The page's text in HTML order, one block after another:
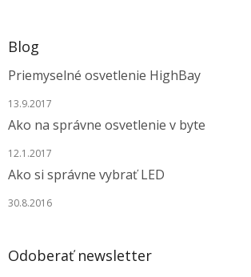
Blog
Priemyselné osvetlenie HighBay
13.9.2017
Ako na správne osvetlenie v byte
12.1.2017
Ako si správne vybrať LED
30.8.2016
Odoberať newsletter